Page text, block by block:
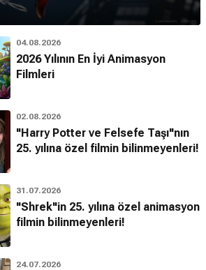
04.08.2026
2026 Yılının En İyi Animasyon
Filmleri
02.08.2026
"Harry Potter ve Felsefe Taşı"nın
25. yılına özel filmin bilinmeyenleri!
31.07.2026
"Shrek"in 25. yılına özel animasyon
filmin bilinmeyenleri!
24.07.2026